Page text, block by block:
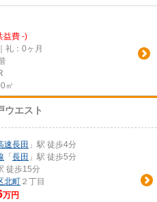
益費 -)
礼：0ヶ月
㎡
ウエスト
速長田 」駅 徒歩4分
「 長田 」駅 徒歩5分
徒歩15分
北町 ２丁目
万円